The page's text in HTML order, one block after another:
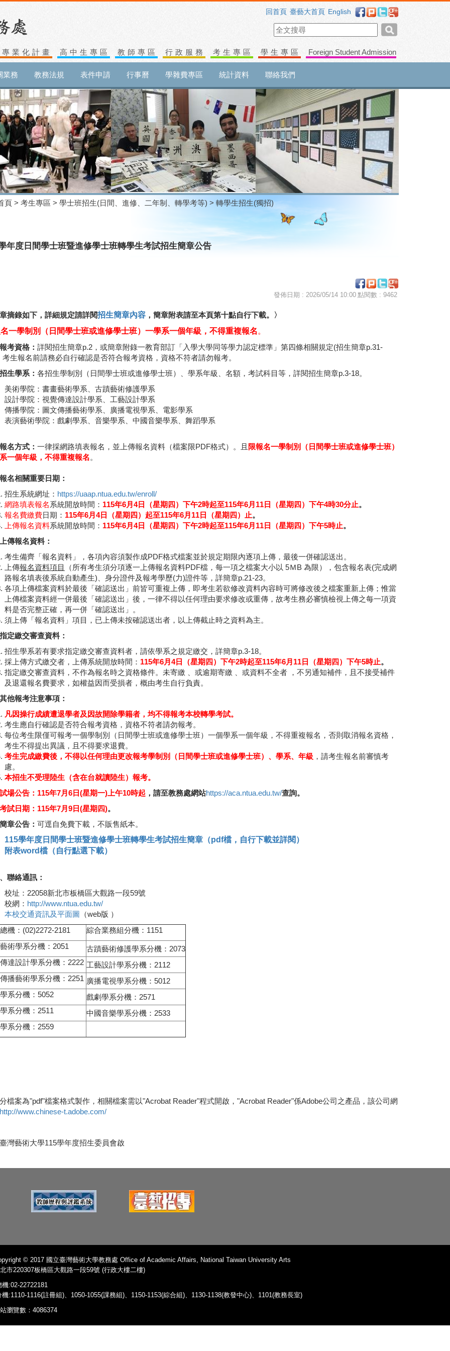
回首頁 臺藝大首頁 English
業化計畫 高中生專區 教師專區 行政服務 考生專區 學生專區 Foreign Student Admission
業務 教務法規 表件申請 行事曆 學雜費專區 統計資料 聯絡我們
頁 > 考生專區 > 學士班招生(日間、進修、二年制、轉學考等) > 轉學生招生(獨招)
年度日間學士班暨進修學士班轉學生考試招生簡章公告
發佈日期 : 2026/05/14 10:00 點閱數 : 9462
章摘錄如下，詳細規定請詳閱招生簡章內容 ，簡章附表請至本頁第十點自行下載。〉
一學制別（日間學士班或進修學士班）一學系一個年級，不得重複報名 。
考資格： 詳閱招生簡章p.2，或簡章附錄一教育部訂「入學大學同等學力認定標準」第四條相關規定(招生簡章p.31-
考生報名前請務必自行確認是否符合報考資格，資格不符者請勿報考。
生學系： 各招生學制別（日間學士班或進修學士班）、學系年級、名額，考試科目等，詳閱招生簡章p.3-18。
美術學院：書畫藝術學系、古蹟藝術修護學系
設計學院：視覺傳達設計學系、工藝設計學系
傳播學院：圖文傳播藝術學系、廣播電視學系、電影學系
表演藝術學院：戲劇學系、音樂學系、中國音樂學系、舞蹈學系
名方式： 一律採網路填表報名，並上傳報名資料（檔案限PDF格式）。且 限報名一學制別（日間學士班或進修學士班）
一個年級，不得重複報名。
名相關重要日期：
招生系統網址： https://uaap.ntua.edu.tw/enroll/
網路填表報名系統開放時間： 115年6月4日（星期四）下午2時起至115年6月11日（星期四）下午4時30分止。
報名費繳費日期： 115年6月4日（星期四）起至115年6月11日（星期四）止。
上傳報名資料系統開放時間： 115年6月4日（星期四）下午2時起至115年6月11日（星期四）下午5時止。
傳報名資料：
考生備齊「報名資料」，各項內容須製作成PDF格式檔案並於規定期限內逐項上傳，最後一併確認送出。
上傳報名資料項目
（所有考生須分項逐一上傳報名資料PDF檔，每一項之檔案大小以 5ＭB 為限），包含報名表(完成網
路報名填表後系統自動產生)、身分證件及報考學歷(力)證件等，詳簡章p.21-23。
各項上傳檔案資料於最後「確認送出」前皆可重複上傳，即考生若欲修改資料內容時可將修改後之檔案重新上傳；惟當
上傳檔案資料經一併最後「確認送出」後，一律不得以任何理由要求修改或重傳，故考生務必審慎檢視上傳之每一項資
料是否完整正確，再一併「確認送出」。
須上傳「報名資料」項目，已上傳未按確認送出者，以上傳截止時之資料為主。
定繳交審查資料：
招生學系若有要求指定繳交審查資料者，請依學系之規定繳交，詳簡章p.3-18。
採上傳方式繳交者，上傳系統開放時間： 115年6月4日（星期四）下午2時起至115年6月11日（星期四）下午5時止。
指定繳交審查資料，不作為報名時之資格條件。未寄繳 、或逾期寄繳 、或資料不全者 ，不另通知補件，且不接受補件
及退還報名費要求，如權益因而受損者，概由考生自行負責。
他報考注意事項：
凡因操行成績遭退學者及因故開除學籍者，均不得報考本校轉學考試。
考生應自行確認是否符合報考資格，資格不符者請勿報考。
每位考生限僅可報考一個學制別（日間學士班或進修學士班）一個學系一個年級，不得重複報名，否則取消報名資格，
考生不得提出異議，且不得要求退費。
考生完成繳費後，不得以任何理由更改報考學制別（日間學士班或進修學士班）、學系、年級 ，請考生報名前審慎考
慮。
本招生不受理陸生（含在台就讀陸生）報考。
試場公告：115年7月6日(星期一)上午10時起 ，請至教務處網站https://aca.ntua.edu.tw/查詢。
考試日期：115年7月9日(星期四)。
章公告： 可逕自免費下載，不販售紙本。
115學年度日間學士班暨進修學士班轉學生考試招生簡章（pdf檔，自行下載並詳閱）
附表word檔（自行點選下載）
聯絡通訊：
校址：22058新北市板橋區大觀路一段59號
校網： http://www.ntua.edu.tw/
本校交通資訊及平面圖 （web版 ）
機：(02)2272-2181
綜合業務組分機：1151
術學系分機：2051
古蹟藝術修護學系分機：2073
達設計學系分機：2222 工藝設計學系分機：2112
播藝術學系分機：2251 廣播電視學系分機：5012
系分機：5052
戲劇學系分機：2571
系分機：2511
中國音樂學系分機：2533
系分機：2559
檔案為"pdf"檔案格式製作，相關檔案需以"Acrobat Reader"程式開啟，"Acrobat Reader"係Adobe公司之產品，該公司網
http://www.chinese-t.adobe.com/
灣藝術大學115學年度招生委員會啟
© 2017 國立臺灣藝術大學教務處 Office of Academic Affairs, National Taiwan University Arts
市220307板橋區大觀路一段59號 (行政大樓二樓)
機:02-22722181
機:1110-1116(註冊組)、1050-1055(課務組)、1150-1153(綜合組)、1130-1138(教發中心)、1101(教務長室)
瀏覽數：4086374